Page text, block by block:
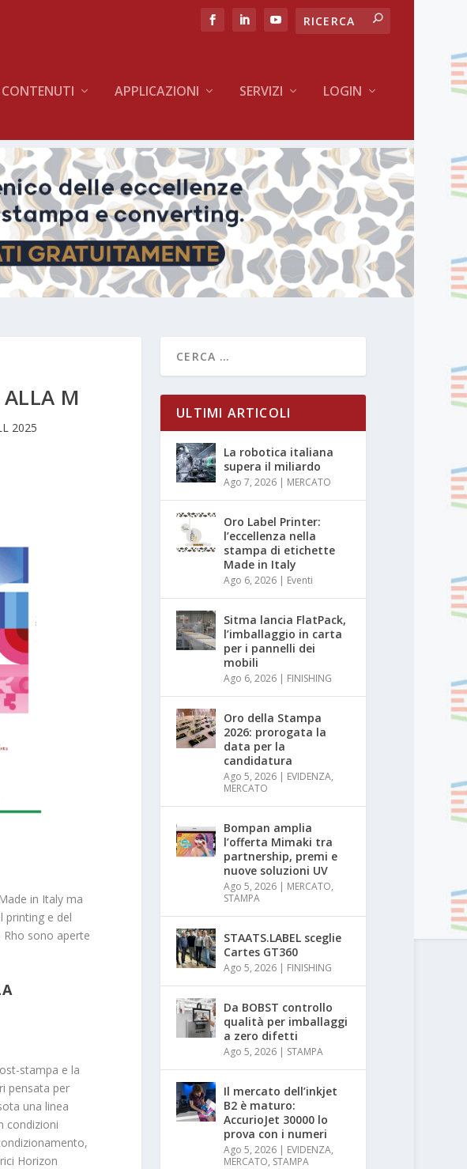
CONTENUTI APPLICAZIONI SERVIZI LOGIN
M
2025
in Italy ma
printing e del
sono aperte
stampa e la
pensata per
una linea
condizioni
Horizon
ULTIMI ARTICOLI
La robotica italiana
supera il miliardo
Ago 7, 2026 | MERCATO
Oro Label Printer:
l’eccellenza nella
stampa di etichette
Made in Italy
Ago 6, 2026 | Eventi
Sitma lancia FlatPack,
l’imballaggio in carta
per i pannelli dei
mobili
Ago 6, 2026 | FINISHING
Oro della Stampa
2026: prorogata la
data per la
candidatura
Ago 5, 2026 | EVIDENZA,
MERCATO
Bompan amplia
l’offerta Mimaki tra
partnership, premi e
nuove soluzioni UV
Ago 5, 2026 | MERCATO,
STAMPA
STAATS.LABEL sceglie
Cartes GT360
Ago 5, 2026 | FINISHING
Da BOBST controllo
qualità per imballaggi
a zero difetti
Ago 5, 2026 | STAMPA
Il mercato dell’inkjet
B2 è maturo:
AccurioJet 30000 lo
prova con i numeri
Ago 5, 2026 | EVIDENZA,
MERCATO, STAMPA